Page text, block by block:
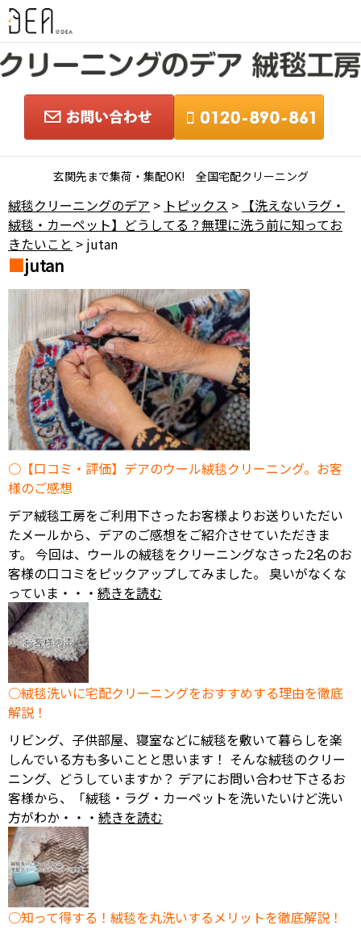
玄関先まで集荷・集配OK! 全国宅配クリーニング
絨毯クリーニングのデア > トピックス > 【洗えないラグ・
絨毯・カーペット】どうしてる？無理に洗う前に知ってお
きたいこと > jutan
jutan
【口コミ・評価】デアのウール絨毯クリーニング。お客
様のご感想
デア絨毯工房をご利用下さったお客様よりお送りいただい
たメールから、デアのご感想をご紹介させていただきま
す。 今回は、ウールの絨毯をクリーニングなさった2名のお
客様の口コミをピックアップしてみました。 臭いがなくな
っていま・・・ 続きを読む
絨毯洗いに宅配クリーニングをおすすめする理由を徹底
解説！
リビング、子供部屋、寝室などに絨毯を敷いて暮らしを楽
しんでいる方も多いことと思います！ そんな絨毯のクリー
ニング、どうしていますか？ デアにお問い合わせ下さるお
客様から、「絨毯・ラグ・カーペットを洗いたいけど洗い
方がわか・・・ 続きを読む
知って得する！絨毯を丸洗いするメリットを徹底解説！